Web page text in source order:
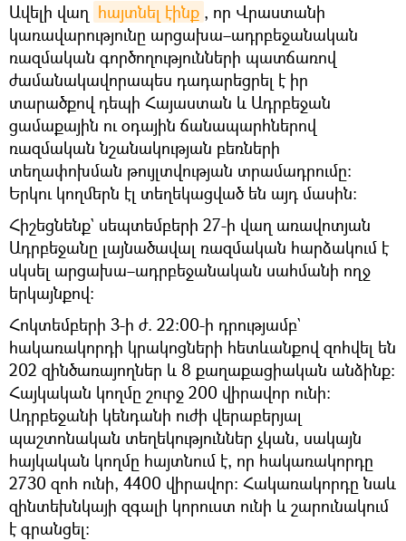
Ավելի վաղ հայտնել էինք , որ Վրաստանի
կառավարությունը արցախա–ադրբեջանական
ռազմական գործողությունների պատճառով
ժամանակավորապես դադարեցրել է իր
տարածքով դեպի Հայաստան և Ադրբեջան
ցամաքային ու օդային ճանապարհներով
ռազմական նշանակության բեռների
տեղափոխման թույլտվության տրամադրումը:
Երկու կողմերն էլ տեղեկացված են այդ մասին։
Հիշեցնենք` սեպտեմբերի 27-ի վաղ առավոտյան
Ադրբեջանը լայնածավալ ռազմական հարձակում է
սկսել արցախա–ադրբեջանական սահմանի ողջ
երկայնքով։
Հոկտեմբերի 3-ի ժ. 22։00-ի դրությամբ`
հակառակորդի կրակոցների հետևանքով զոհվել են
202 զինծառայողներ և 8 քաղաքացիական անձինք։
Հայկական կողմը շուրջ 200 վիրավոր ունի։
Ադրբեջանի կենդանի ուժի վերաբերյալ
պաշտոնական տեղեկություններ չկան, սակայն
հայկական կողմը հայտնում է, որ հակառակորդը
2730 զոհ ունի, 4400 վիրավոր։ Հակառակորդը նաև
զինտեխնկայի զգալի կորուստ ունի և շարունակում
է գրանցել։